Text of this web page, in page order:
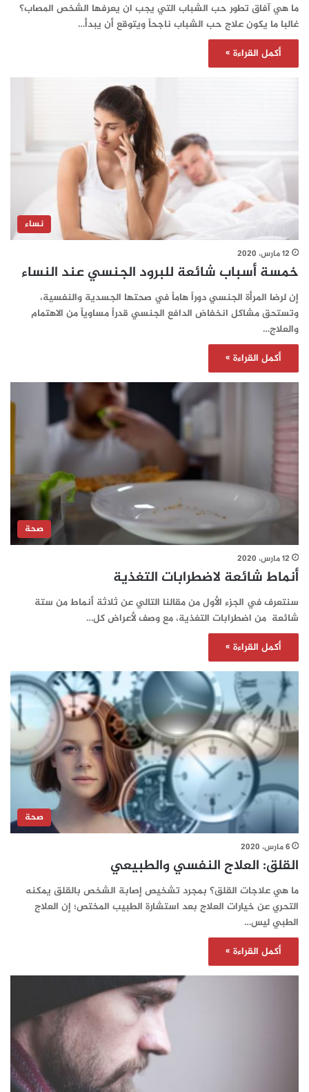
ما هي آفاق تطور حب الشباب التي يجب ان يعرفها الشخص المصاب؟
غالبا ما يكون علاج حب الشباب ناجحاً ويتوقع أن يبدأ…
أكمل القراءة »
نساء
12 مارس، 2020
خمسة أسباب شائعة للبرود الجنسي عند النساء
إن لرضا المرأة الجنسي دوراً هاماً في صحتها الجسدية والنفسية،
وتستحق مشاكل انخفاض الدافع الجنسي قدراً مساوياً من الاهتمام
والعلاج…
أكمل القراءة »
صحة
12 مارس، 2020
أنماط شائعة لاضطرابات التغذية
سنتعرف في الجزء الأول من مقالنا التالي عن ثلاثة أنماط من ستة
شائعة من اضطرابات التغذية، مع وصف لأعراض كل…
أكمل القراءة »
صحة
6 مارس، 2020
القلق: العلاج النفسي والطبيعي
ما هي علاجات القلق؟ بمجرد تشخيص إصابة الشخص بالقلق يمكنه
التحري عن خيارات العلاج بعد استشارة الطبيب المختص؛ إن العلاج
الطبي ليس…
أكمل القراءة »